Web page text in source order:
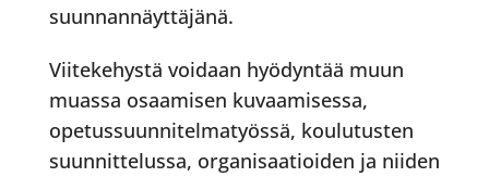
suunnannäyttäjänä.
Viitekehystä voidaan hyödyntää muun
muassa osaamisen kuvaamisessa,
opetussuunnitelmatyössä, koulutusten
suunnittelussa, organisaatioiden ja niiden